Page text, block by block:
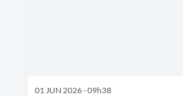
01 JUN 2026 - 09h38